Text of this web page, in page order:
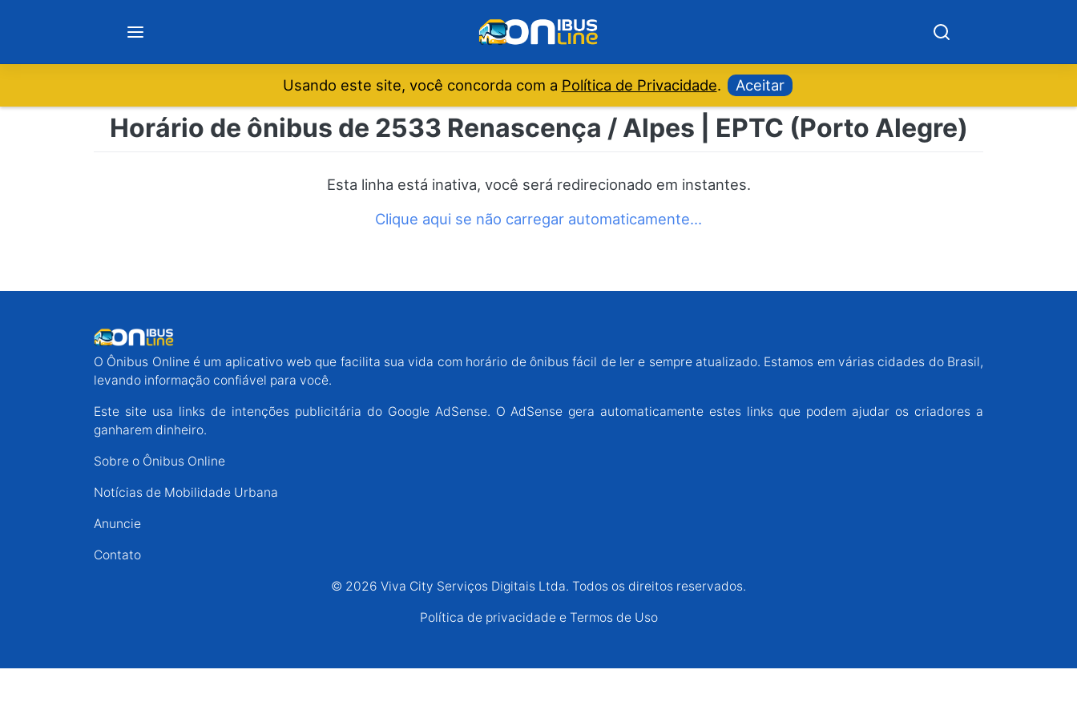
Notícias
Espírito Santo
Paraná
Rio Grande do Sul
Usando este site, você concorda com a Política de Privacidade. Aceitar
Horário de ônibus de 2533 Renascença / Alpes | EPTC (Porto Alegre)
Esta linha está inativa, você será redirecionado em instantes.
Clique aqui se não carregar automaticamente…
O Ônibus Online é um aplicativo web que facilita sua vida com horário de ônibus fácil de ler e sempre atualizado. Estamos em várias cidades do Brasil,
levando informação confiável para você.
Este site usa links de intenções publicitária do Google AdSense. O AdSense gera automaticamente estes links que podem ajudar os criadores a
ganharem dinheiro.
Sobre o Ônibus Online
Notícias de Mobilidade Urbana
Anuncie
Contato
© 2026 Viva City Serviços Digitais Ltda. Todos os direitos reservados.
Política de privacidade e Termos de Uso